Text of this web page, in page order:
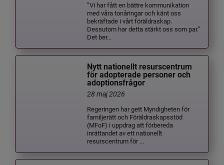
”Vi har fått en bättre kommunikation
med våra tonåringar och känt oss
bekräftade i vårt föräldraskap.
Dessutom har detta stärkt oss som par.”
Det ber...
Nytt nationellt resurscentrum
för adopterade personer och
adoptionsfrågor
28 maj 2026
Regeringen har gett Myndigheten för
familjerätt och Föräldraskapsstöd
(MFoF) i uppdrag att förbereda
inrättandet av ett nationellt
resurscentrum för ...